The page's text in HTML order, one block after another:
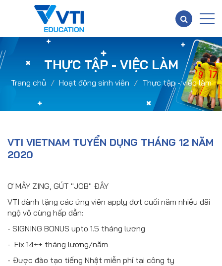
THỰC TẬP - VIỆC LÀM
Trang chủ Hoạt động sinh viên Thực tập - việc làm
VTI VIETNAM TUYỂN DỤNG THÁNG 12 NĂM
2020
Ơ MÂY ZING, GÚT "JOB" ĐÂY
VTI dành tặng các ứng viên apply đợt cuối năm nhiều đãi
ngộ vô cùng hấp dẫn:
- SIGNING BONUS upto 1.5 tháng lương
- Fix 14++ tháng lương/năm
- Được đào tạo tiếng Nhật miễn phí tại công ty